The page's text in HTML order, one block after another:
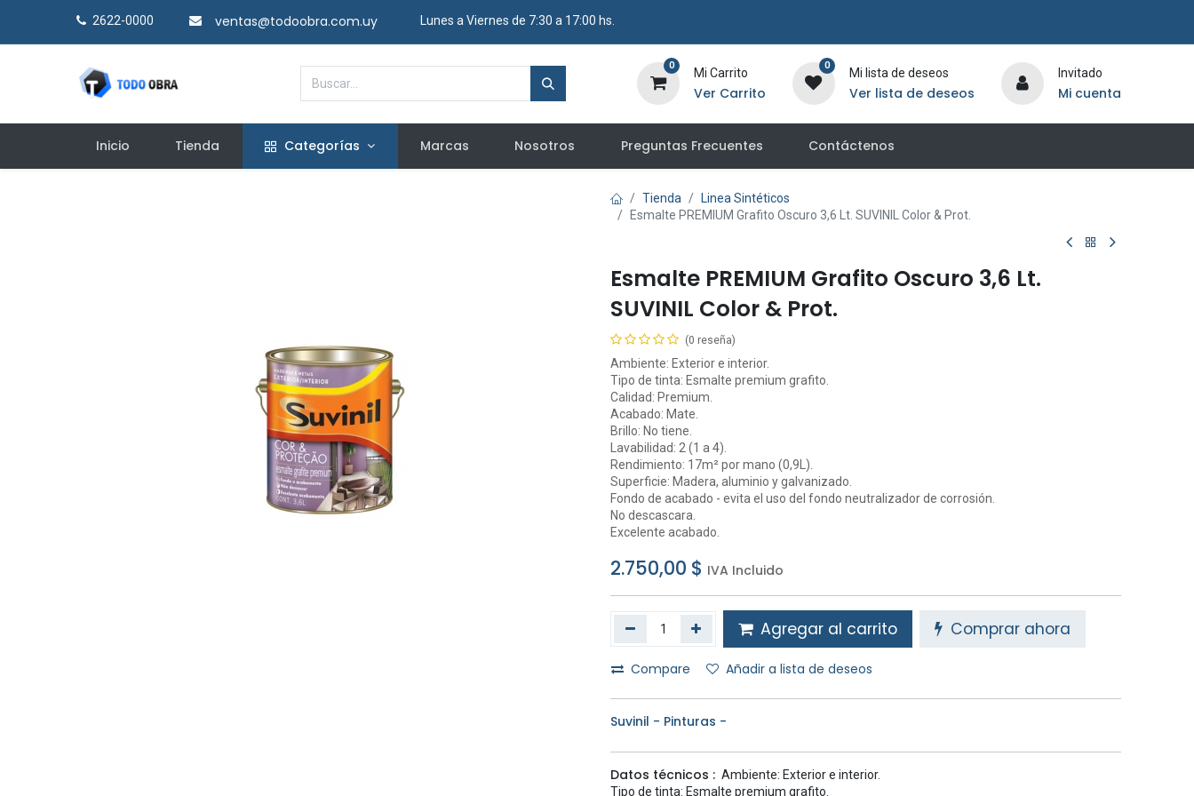
2622-0000​ ventas@todoobra.com.uy ​ Lunes a Viernes de 7:30 a 17:00 hs.
0
Mi Carrito
Ver Carrito
0
Mi lista de deseos
Ver lista de deseos
Invitado
Mi cuenta
Inicio Tienda Categorías Marcas Nosotros Preguntas Frecuentes Contáctenos
Tienda
Linea Sintéticos
Esmalte PREMIUM Grafito Oscuro 3,6 Lt. SUVINIL Color & Prot.
Esmalte PREMIUM Grafito Oscuro 3,6 Lt.
SUVINIL Color & Prot.
(0 reseña)
Ambiente: Exterior e interior.
Tipo de tinta: Esmalte premium grafito.
Calidad: Premium.
Acabado: Mate.
Brillo: No tiene.
Lavabilidad: 2 (1 a 4).
Rendimiento: 17m² por mano (0,9L).
Superficie: Madera, aluminio y galvanizado.
Fondo de acabado - evita el uso del fondo neutralizador de corrosión.
No descascara.
Excelente acabado.
2.750,00 $ IVA Incluido
Agregar al carrito Comprar ahora
Compare Añadir a lista de deseos
Suvinil - Pinturas -
Datos técnicos : Ambiente: Exterior e interior.
Tipo de tinta: Esmalte premium grafito.